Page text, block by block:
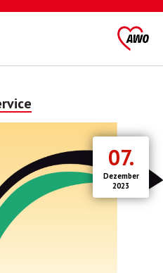
07.
Dezember
2023